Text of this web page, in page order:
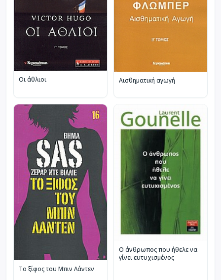
Οι άθλιοι Αισθηματική αγωγή
Το ξίφος του Μπιν Λάντεν
Ο άνθρωπος που ήθελε να
γίνει ευτυχισμένος